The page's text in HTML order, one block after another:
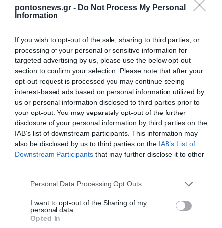
pontosnews.gr - Do Not Process My Personal
Information
If you wish to opt-out of the sale, sharing to third parties, or
processing of your personal or sensitive information for
targeted advertising by us, please use the below opt-out
section to confirm your selection. Please note that after your
opt-out request is processed you may continue seeing
interest-based ads based on personal information utilized by
us or personal information disclosed to third parties prior to
your opt-out. You may separately opt-out of the further
disclosure of your personal information by third parties on the
IAB’s list of downstream participants. This information may
also be disclosed by us to third parties on the IAB’s List of
Downstream Participants that may further disclose it to other
Please note that this website/app uses one or more Google
not limited to your visit or usage behaviour. You may click to
grant or deny consent to Google and its third-party tags to
use your data for below specified purposes in below Google
Personal Data Processing Opt Outs
I want to opt-out of the Sharing of my
personal data.
Opted In
ΚΟΣΜΟΣ
Ορμούζ: «Ναι» από Ιράν και Ομάν, αλλά όχι
άνοιγμα – Οι τρεις όροι προς τις ΗΠΑ
6/08/2026 - 8:23μμ